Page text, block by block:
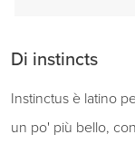
Di instincts
Instinctus è latino
un po' più bello,